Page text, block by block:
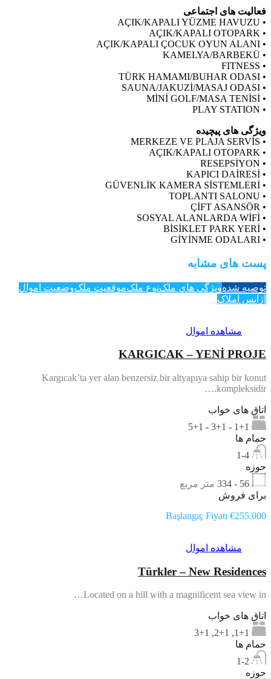
فعالیت های اجتماعی
• AÇIK/KAPALI YÜZME HAVUZU
• AÇIK/KAPALI OTOPARK
• AÇIK/KAPALI ÇOCUK OYUN ALANI
• KAMELYA/BARBEKÜ
• FITNESS
• TÜRK HAMAMI/BUHAR ODASI
• SAUNA/JAKUZİ/MASAJ ODASI
• MİNİ GOLF/MASA TENİSİ
• PLAY STATION
ویژگی های پیچیده
• MERKEZE VE PLAJA SERVİS
• AÇIK/KAPALI OTOPARK
• RESEPSİYON
• KAPICI DAİRESİ
• GÜVENLİK KAMERA SİSTEMLERİ
• TOPLANTI SALONU
• ÇİFT ASANSÖR
• SOSYAL ALANLARDA WİFİ
• BİSİKLET PARK YERİ
• GİYİNME ODALARI
پست های مشابه
توصیه شدهویژگی های ملکنوع ملکموقعیت ملکوضعیت اموال
آژانس املاک
مشاهده اموال
KARGICAK – YENİ PROJE
Kargıcak’ta yer alan benzersiz bir altyapıya sahip bir konut
kompleksidir.…
اتاق های خواب
1+1 - 3+1 - 5+1
حمام ها
1-4
حوزه
56 - 334
متر مربع
برای فروش
Başlangıç Fiyatı €255.000
مشاهده اموال
Türkler – New Residences
Located on a hill with a magnificent sea view in…
اتاق های خواب
1+1, 2+1, 3+1
حمام ها
1-2
حوزه